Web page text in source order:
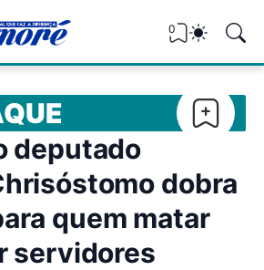
0
deputado
dobra
quem matar
servidores